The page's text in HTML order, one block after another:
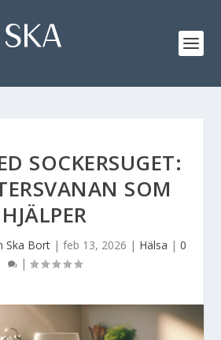
SOCKERSUGET:
SOM
HJÄLPER
Ska Bort | feb 13, 2026 | Hälsa | 0
|